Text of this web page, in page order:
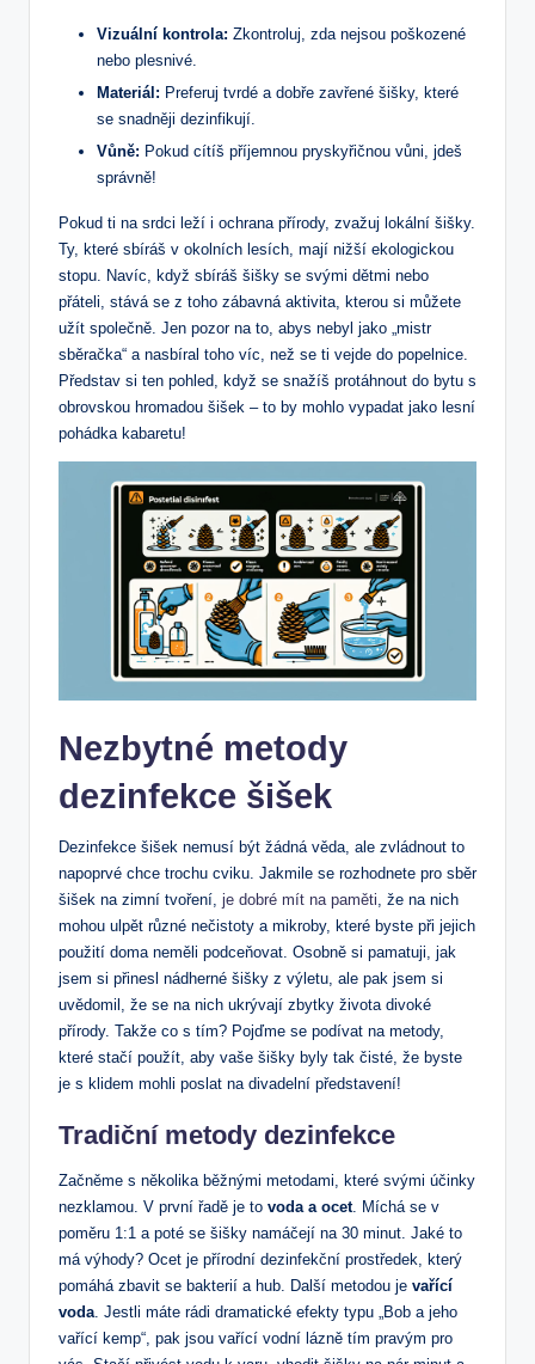
Vizuální kontrola: Zkontroluj, zda nejsou poškozené
nebo plesnivé.
Materiál: Preferuj tvrdé a dobře zavřené šišky, které
se snadněji dezinfikují.
Vůně: Pokud cítíš příjemnou pryskyřičnou vůni, jdeš
správně!
Pokud ti na srdci leží i ochrana přírody, zvažuj lokální šišky.
Ty, které sbíráš v okolních lesích, mají nižší ekologickou
stopu. Navíc, když sbíráš šišky se svými dětmi nebo
přáteli, stává se z toho zábavná aktivita, kterou si můžete
užít společně. Jen pozor na to, abys nebyl jako „mistr
sběračka“ a nasbíral toho víc, než se ti vejde do popelnice.
Představ si ten pohled, když se snažíš protáhnout do bytu s
obrovskou hromadou šišek – to by mohlo vypadat jako lesní
pohádka kabaretu!
Nezbytné metody
dezinfekce šišek
Dezinfekce šišek nemusí být žádná věda, ale zvládnout to
napoprvé chce trochu cviku. Jakmile se rozhodnete pro sběr
šišek na zimní tvoření, je dobré mít na paměti, že na nich
mohou ulpět různé nečistoty a mikroby, které byste při jejich
použití doma neměli podceňovat. Osobně si pamatuji, jak
jsem si přinesl nádherné šišky z výletu, ale pak jsem si
uvědomil, že se na nich ukrývají zbytky života divoké
přírody. Takže co s tím? Pojďme se podívat na metody,
které stačí použít, aby vaše šišky byly tak čisté, že byste
je s klidem mohli poslat na divadelní představení!
Tradiční metody dezinfekce
Začněme s několika běžnými metodami, které svými účinky
nezklamou. V první řadě je to voda a ocet. Míchá se v
poměru 1:1 a poté se šišky namáčejí na 30 minut. Jaké to
má výhody? Ocet je přírodní dezinfekční prostředek, který
pomáhá zbavit se bakterií a hub. Další metodou je vařící
voda. Jestli máte rádi dramatické efekty typu „Bob a jeho
vařící kemp“, pak jsou vařící vodní lázně tím pravým pro